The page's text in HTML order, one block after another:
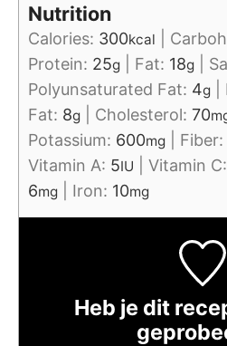
Nutrition
Calories: 300kcal
Protein: 25g Fat: 18g
Polyunsaturated Fat: 4g
Fat: 8g Cholesterol: 70
Potassium: 600mg Fiber:
Vitamin A: 5IU Vitamin C:
6mg Iron: 10mg
Heb je dit